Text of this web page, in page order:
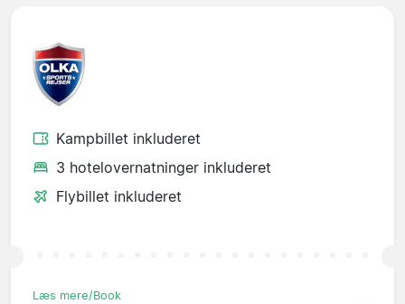
Kampbillet inkluderet
3 hotelovernatninger inkluderet
Flybillet inkluderet
Læs mere/Book